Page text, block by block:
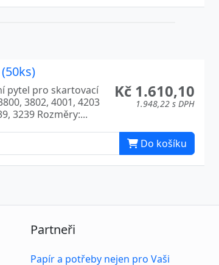
Kč 1.610,10
1.948,22 s DPH
pytel pro skartovací
3802, 4001, 4203
3239 Rozměry:...
Do košíku
Partneři
Papír a potřeby nejen pro Vaši